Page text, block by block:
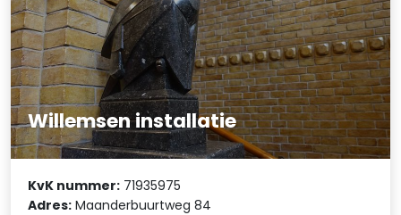
Willemsen installatie
KvK nummer: 71935975
Adres: Maanderbuurtweg 84